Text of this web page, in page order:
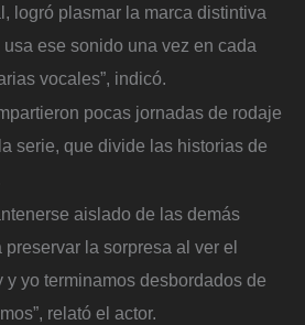
logró plasmar la marca distintiva
ese sonido una vez en cada
vocales”, indicó.
pocas jornadas de rodaje
serie, que divide las historias de
aislado de las demás
la sorpresa al ver el
y yo terminamos desbordados de
relató el actor.